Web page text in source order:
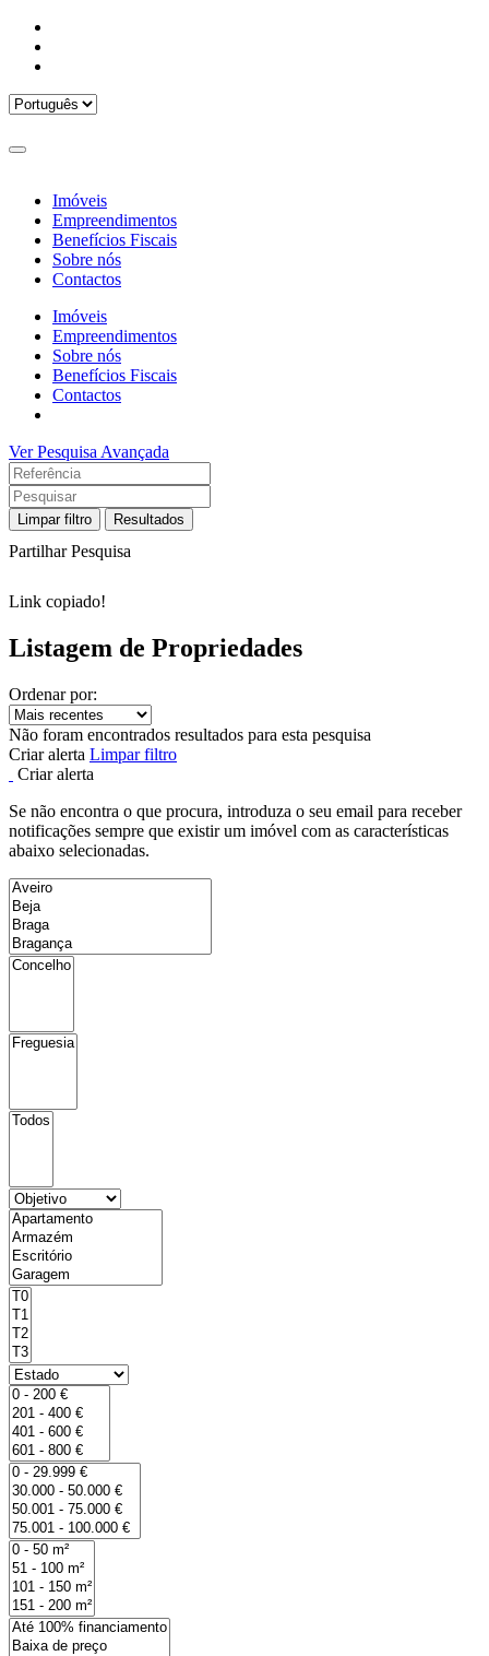
Imóveis
Empreendimentos
Benefícios Fiscais
Sobre nós
Contactos
Imóveis
Empreendimentos
Sobre nós
Benefícios Fiscais
Contactos
Ver Pesquisa Avançada
Limpar filtro Resultados
Partilhar Pesquisa
Link copiado!
Listagem de Propriedades
Ordenar por:
Não foram encontrados resultados para esta pesquisa
Criar alerta Limpar filtro
Criar alerta
Se não encontra o que procura, introduza o seu email para receber
notificações sempre que existir um imóvel com as características
abaixo selecionadas.